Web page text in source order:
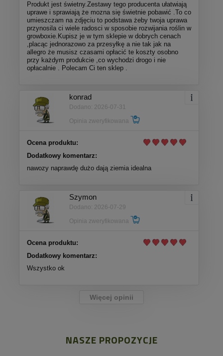
Produkt jest świetny.Zestawy tego producenta ułatwiają
uprawe i sprawiają że mozna się świetnie pobawić .To co
umieszczam na zdjęciu to podstawa żeby twoja uprawa
przynosila ci wiele radosci w sposobie rozwijania roślin w
growboxie.Kupisz je w tym sklepie w dobrych cenach
,placąc jednorazowo za przesyłkę a nie tak jak na
allegro że musisz czasami opłacić te koszty osobno
przy każdym produkcie ,co wychodzi drogo i nie
opłacalnie . Polecam Ci ten sklep .
konrad
Dodano: 2026-07-31
Opinia zweryfikowana
Ocena produktu:
Dodatkowy komentarz:
nawozy naprawdę dużo dają ziemia idealna
Szymon
Dodano: 2026-07-29
Opinia zweryfikowana
Ocena produktu:
Dodatkowy komentarz:
Wszystko ok
Więcej opinii
NASZE PROPOZYCJE